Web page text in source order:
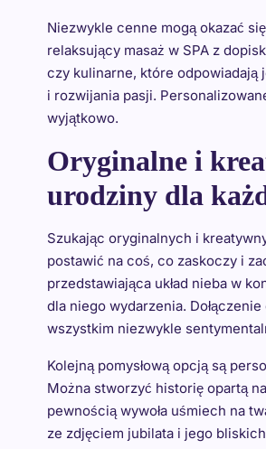
Niezwykle cenne mogą okazać
relaksujący masaż w SPA z
czy kulinarne, które odpowiadają
i rozwijania pasji.
wyjątkowo.
Oryginalne i
urodziny dla
Szukając oryginalnych i
postawić na coś, co zaskoczy i
przedstawiająca układ nieba w
dla niego wydarzenia.
wszystkim niezwykle
Kolejną pomysłową opcją są
Można stworzyć historię opartą
pewnością wywoła uśmiech na
ze zdjęciem jubilata i jego